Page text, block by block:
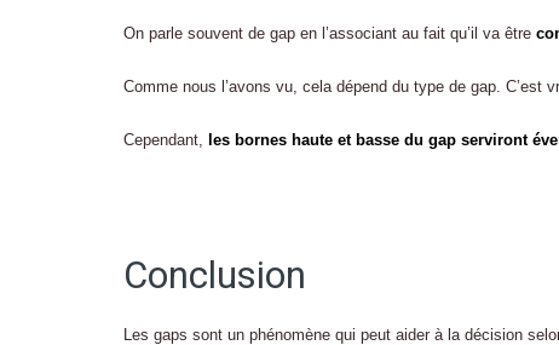
On parle souvent de gap en l’associant au fait qu’il va être
Comme nous l’avons vu, cela dépend du type de gap. C’est
Cependant, les bornes haute et basse du gap serviront
Conclusion
Les gaps sont un phénomène qui peut aider à la décision